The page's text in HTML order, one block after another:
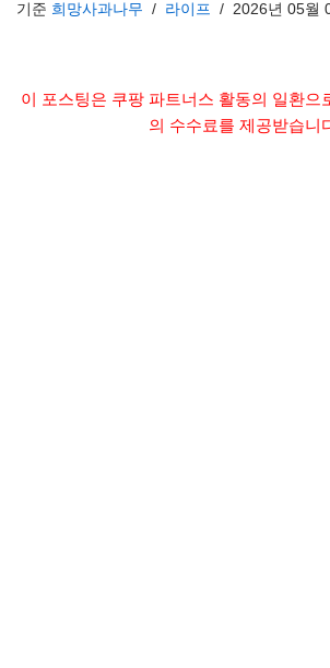
기준 희망사과나무 라이프 2026년 05월
이 포스팅은 쿠팡 파트너스 활동의 일환으
의 수수료를 제공받습니